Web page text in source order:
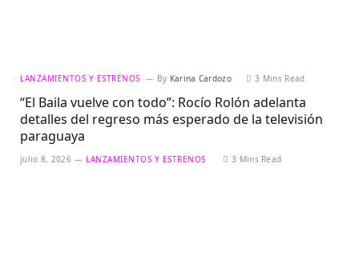
LANZAMIENTOS Y ESTRENOS By Karina Cardozo 3 Mins Read
“El Baila vuelve con todo”: Rocío Rolón adelanta
detalles del regreso más esperado de la televisión
paraguaya
julio 8, 2026 LANZAMIENTOS Y ESTRENOS 3 Mins Read